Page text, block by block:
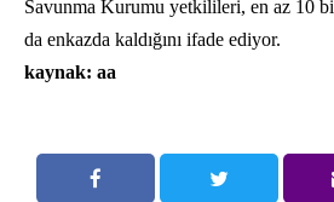
Savunma Kurumu yetkilileri, en az 10
da enkazda kaldığını ifade ediyor.
kaynak: aa